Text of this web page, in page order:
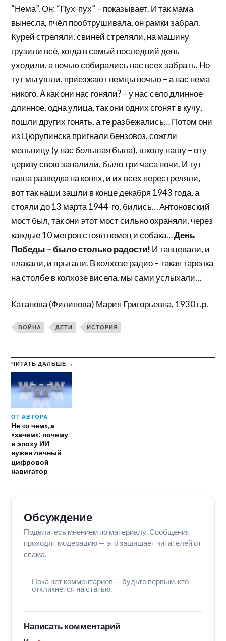
“Нема”. Он: “Пух-пух” – показывает. И так мама
вынесла, пчёл пообтрушивала, он рамки забрал.
Курей стреляли, свиней стреляли, на машину
грузили всё, когда в самый последний день
уходили, а ночью собирались нас всех забрать. Но
тут мы ушли, приезжают немцы ночью – а нас нема
никого. А как они нас гоняли? – у нас село длинное-
длинное, одна улица, так они одних сгонят в кучу,
пошли других гонять, а те разбежались… Потом они
из Цюрупинска пригнали бензовоз, сожгли
мельницу (у нас большая была), школу нашу – оту
церкву свою запалили, было три часа ночи. И тут
наша разведка на конях, и их всех перестреляли,
вот так наши зашли в конце декабря 1943 года, а
стояли до 13 марта 1944-го, бились… Антоновский
мост был, так они этот мост сильно охраняли, через
каждые 10 метров стоял немец и собака…День
Победы – было столько радости! И танцевали, и
плакали, и прыгали. В колхозе радио – такая тарелка
на столбе в колхозе висела, мы сами услыхали…
Катанова (Филипова) Мария Григорьевна, 1930 г.р.
ВОЙНА ДЕТИ ИСТОРИЯ
ЧИТАТЬ ДАЛЬШЕ →
ОТ АВТОРА
Не «о чем», а
«зачем»: почему
в эпоху ИИ
нужен личный
цифровой
навигатор
Обсуждение
Поделитесь мнением по материалу. Сообщения
проходят модерацию — это защищает читателей от
спама.
Пока нет комментариев — будьте первым, кто
откликнется на статью.
Написать комментарий